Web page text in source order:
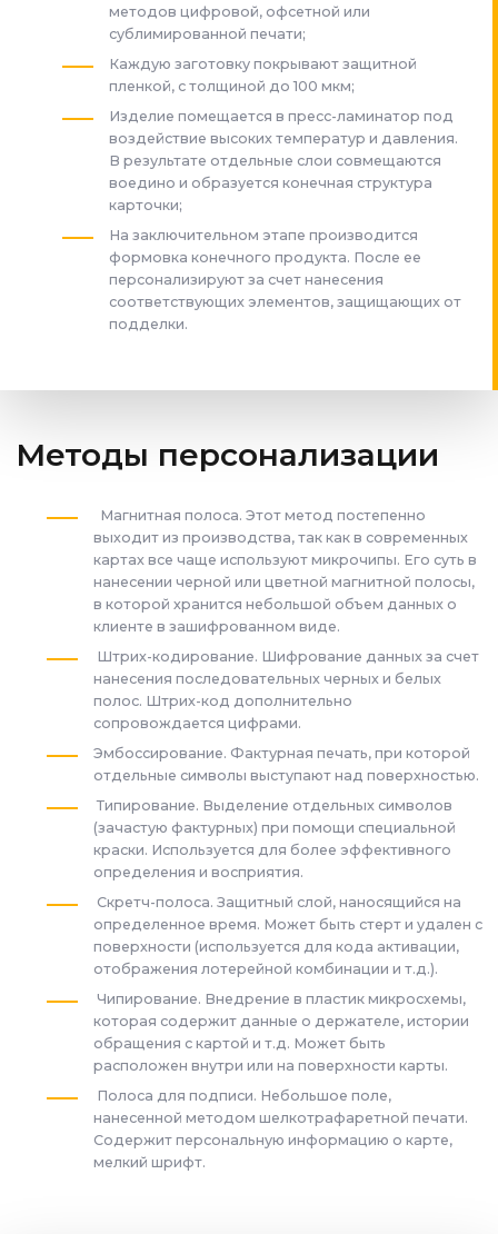
методов цифровой, офсетной или
сублимированной печати;
Каждую заготовку покрывают защитной
пленкой, с толщиной до 100 мкм;
Изделие помещается в пресс-ламинатор под
воздействие высоких температур и давления.
В результате отдельные слои совмещаются
воедино и образуется конечная структура
карточки;
На заключительном этапе производится
формовка конечного продукта. После ее
персонализируют за счет нанесения
соответствующих элементов, защищающих от
подделки.
Методы персонализации
Магнитная полоса. Этот метод постепенно
выходит из производства, так как в современных
картах все чаще используют микрочипы. Его суть в
нанесении черной или цветной магнитной полосы,
в которой хранится небольшой объем данных о
клиенте в зашифрованном виде.
Штрих-кодирование. Шифрование данных за счет
нанесения последовательных черных и белых
полос. Штрих-код дополнительно
сопровождается цифрами.
Эмбоссирование. Фактурная печать, при которой
отдельные символы выступают над поверхностью.
Типирование. Выделение отдельных символов
(зачастую фактурных) при помощи специальной
краски. Используется для более эффективного
определения и восприятия.
Скретч-полоса. Защитный слой, наносящийся на
определенное время. Может быть стерт и удален с
поверхности (используется для кода активации,
отображения лотерейной комбинации и т.д.).
Чипирование. Внедрение в пластик микросхемы,
которая содержит данные о держателе, истории
обращения с картой и т.д. Может быть
расположен внутри или на поверхности карты.
Полоса для подписи. Небольшое поле,
нанесенной методом шелкотрафаретной печати.
Содержит персональную информацию о карте,
мелкий шрифт.